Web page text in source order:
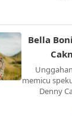
Bella
memicu
Denny